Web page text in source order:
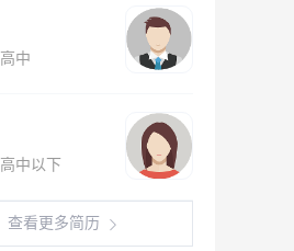
高中
高中以下
查看更多简历